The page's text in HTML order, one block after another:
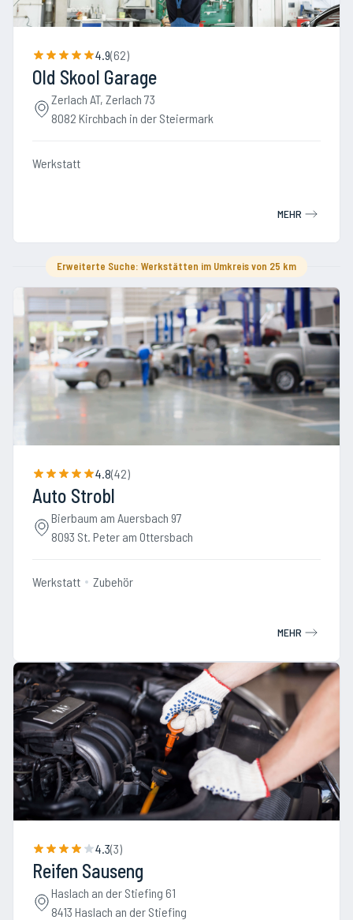
4.9(62)
Old Skool Garage
Zerlach AT, Zerlach 73
8082 Kirchbach in der Steiermark
Werkstatt
MEHR
Erweiterte Suche: Werkstätten im Umkreis von 25 km
4.8(42)
Auto Strobl
Bierbaum am Auersbach 97
8093 St. Peter am Ottersbach
Werkstatt Zubehör
MEHR
4.3(3)
Reifen Sauseng
Haslach an der Stiefing 61
8413 Haslach an der Stiefing